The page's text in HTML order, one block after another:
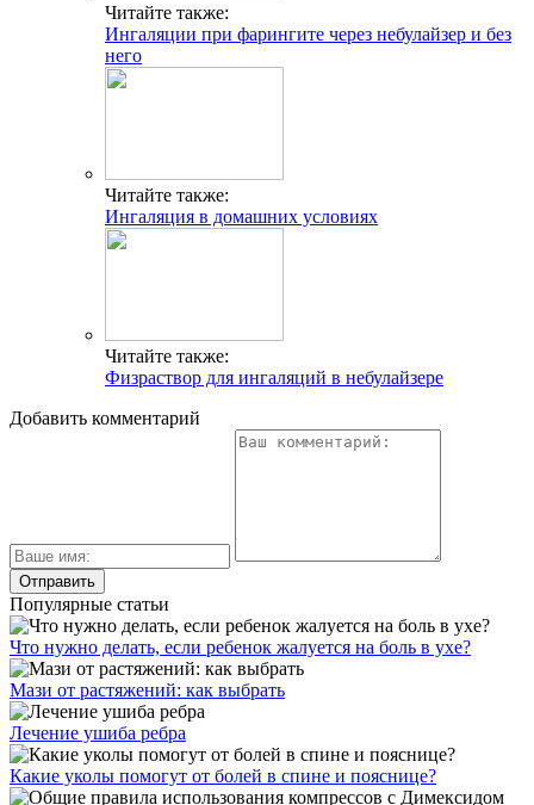
Читайте также:
Ингаляции при фарингите через небулайзер и без
него
Читайте также:
Ингаляция в домашних условиях
Читайте также:
Физраствор для ингаляций в небулайзере
Добавить комментарий
Популярные статьи
Что нужно делать, если ребенок жалуется на боль в ухе?
Мази от растяжений: как выбрать
Лечение ушиба ребра
Какие уколы помогут от болей в спине и пояснице?